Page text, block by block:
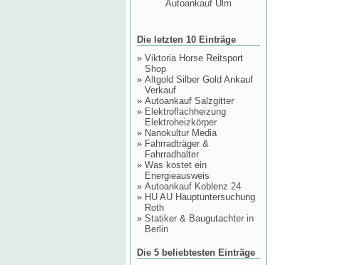
Autoankauf Ulm
Die letzten 10 Einträge
» Viktoria Horse Reitsport
Shop
» Altgold Silber Gold Ankauf
Verkauf
» Autoankauf Salzgitter
» Elektroflachheizung
Elektroheizkörper
» Nanokultur Media
» Fahrradträger &
Fahrradhalter
» Was kostet ein
Energieausweis
» Autoankauf Koblenz 24
» HU AU Hauptuntersuchung
Roth
» Statiker & Baugutachter in
Berlin
Die 5 beliebtesten Einträge